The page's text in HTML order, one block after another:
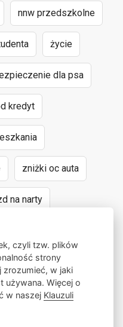
nnw przedszkolne
życie
dla psa
kredyt
zniżki oc auta
na narty
lokalny pośrednik
czyli tzw. plików
strony
zrozumieć, w jaki
używana. Więcej o
w naszej Klauzuli